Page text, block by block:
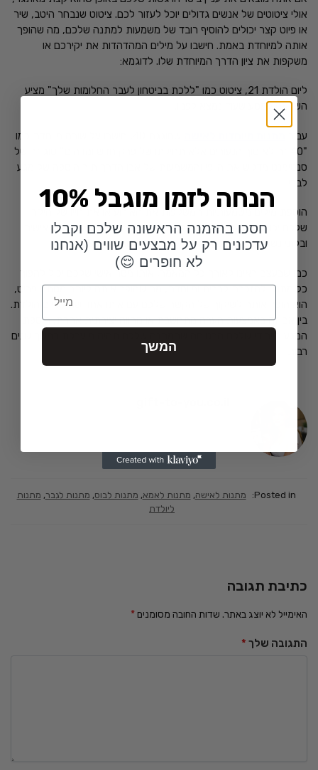
אולי ציטוטים של אנשים גדולים יוכל לעזור לכם. ציטוט שנבחר היטב, שיר
או פיוט קצר יכולים להוסיף רובד של משמעות למתנה שלכם, מה שהופך
אותה למיוחדת באמת. חישבו על מילים המהדהדות את יקירכם או
משקפות את ציון הדרך המיוחדת שלו. לדוגמא:
ליום הולדת 21, ציטוט כמו "ללכת בביטחון לעבר החלומות שלך" מציע
השראה למסע שעוד נמצא לפניו.
עבור
שחוגגת 40, חישבו על שורה מיוחדת כמו
"40 זה לא סוף הנעורים אלא תחילתו של פרק חדש ומדהים." סוג זה של
סנטימנט מדגיש את היופי והמשמעות של אבן הדרך תוך הוספה של מגע
לבבי.
הוספת מילים משמעותיות המשקפות את האירוע או את חייו של היקר
שלכם יכולה להפוך את המתנה שלכם לכזאת שנחשבת באמת אישית
ובלתי נשכחת, תוך עניין חזק של גילוי התחשבות ואכפתיות.
כמו שבעצם ראינו לאורך כל המאמר, אותו מסר אישי שלכם יכול להפוך
כל מתנה למזכרת לבבית ומיוחדת, מה שהופך אותה ליותר מסתם פריט,
הוא הופך אותה לשיקוף של הקשר שלכם עם אותו אחד שחוגג יום הולדת.
בין אם זה באמצעות הערה מתחשבת או מחווה יצירתית אחרת, הוספת
המגע הייחודי שלכם מבטיחה שהמתנה שלכם תהיה מוערכת במשך שנים
רבות
Posted in: מתנות לאישה, מתנות לאמא, מתנות לבוס, מתנות לגבר, מתנות
ליולדת
כתיבת תגובה
האימייל לא יוצג באתר. שדות החובה מסומנים *
התגובה שלך *
10% הנחה לזמן מוגבל
חסכו בהזמנה הראשונה שלכם וקבלו
עדכונים רק על מבצעים שווים (אנחנו
לא חופרים 😌)
Email
המשך